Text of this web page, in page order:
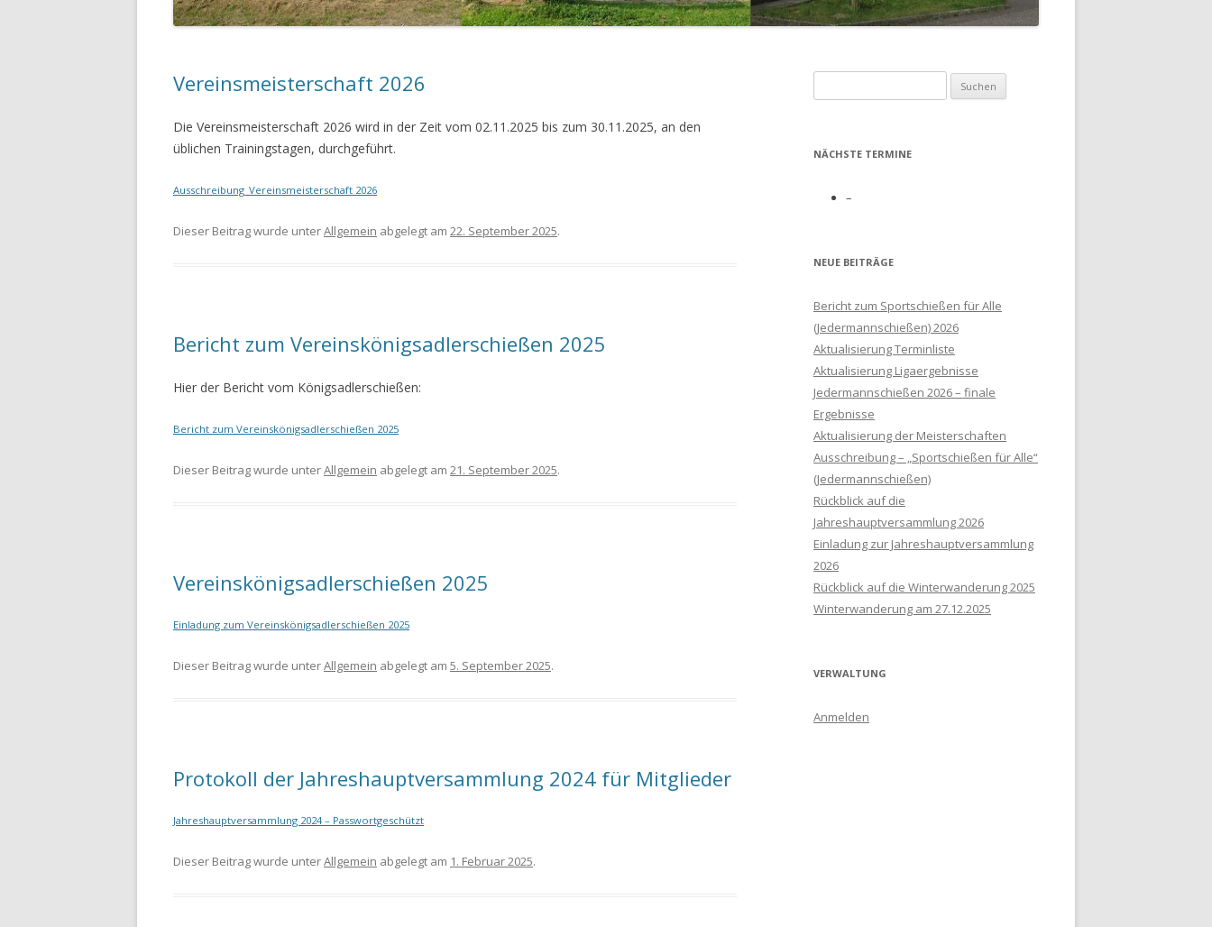
SATZUNG
LIGA VL REGION
LIGA SP 2
Vereinsmeisterschaft 2026
Die Vereinsmeisterschaft 2026 wird in der Zeit vom 02.11.2025 bis zum 30.11.2025, an den
üblichen Trainingstagen, durchgeführt.
Ausschreibung_Vereinsmeisterschaft 2026
Dieser Beitrag wurde unterAllgemein abgelegt am 22. September 2025.
Bericht zum Vereinskönigsadlerschießen 2025
Hier der Bericht vom Königsadlerschießen:
Bericht zum Vereinskönigsadlerschießen 2025
Dieser Beitrag wurde unterAllgemein abgelegt am 21. September 2025.
Vereinskönigsadlerschießen 2025
Einladung zum Vereinskönigsadlerschießen 2025
Dieser Beitrag wurde unterAllgemein abgelegt am 5. September 2025.
Protokoll der Jahreshauptversammlung 2024 für Mitglieder
Jahreshauptversammlung 2024 – Passwortgeschützt
Dieser Beitrag wurde unterAllgemein abgelegt am 1. Februar 2025.
nach:
NÄCHSTE TERMINE
–
NEUE BEITRÄGE
Bericht zum Sportschießen für Alle
(Jedermannschießen) 2026
Aktualisierung Terminliste
Aktualisierung Ligaergebnisse
Jedermannschießen 2026 – finale
Ergebnisse
Aktualisierung der Meisterschaften
Ausschreibung – „Sportschießen für Alle“
(Jedermannschießen)
Rückblick auf die
Jahreshauptversammlung 2026
Einladung zur Jahreshauptversammlung
2026
Rückblick auf die Winterwanderung 2025
Winterwanderung am 27.12.2025
VERWALTUNG
Anmelden